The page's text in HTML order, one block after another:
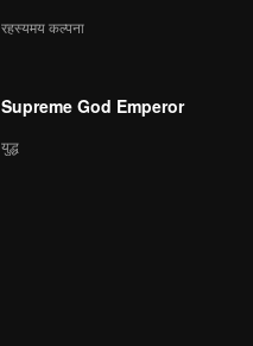
रहस्यमय कल्पना
Supreme God Emperor
युद्ध